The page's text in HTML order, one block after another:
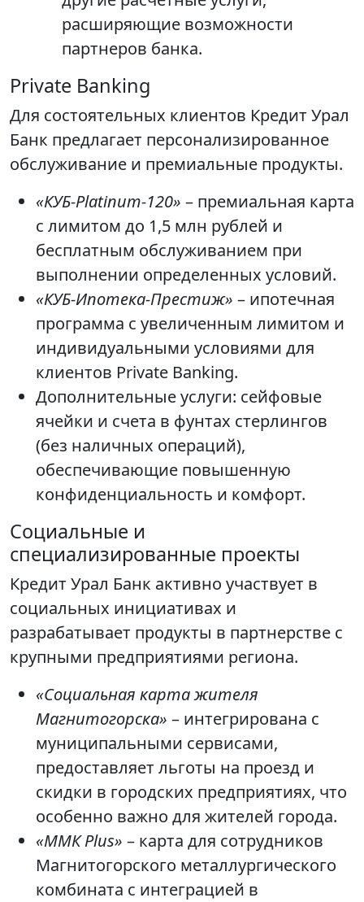
расширяющие возможности
партнеров банка.
Private Banking
Для состоятельных клиентов Кредит Урал
Банк предлагает персонализированное
обслуживание и премиальные продукты.
«КУБ-Platinum-120» – премиальная карта
с лимитом до 1,5 млн рублей и
бесплатным обслуживанием при
выполнении определенных условий.
«КУБ-Ипотека-Престиж» – ипотечная
программа с увеличенным лимитом и
индивидуальными условиями для
клиентов Private Banking.
Дополнительные услуги: сейфовые
ячейки и счета в фунтах стерлингов
(без наличных операций),
обеспечивающие повышенную
конфиденциальность и комфорт.
Социальные и
специализированные проекты
Кредит Урал Банк активно участвует в
социальных инициативах и
разрабатывает продукты в партнерстве с
крупными предприятиями региона.
«Социальная карта жителя
Магнитогорска» – интегрирована с
муниципальными сервисами,
предоставляет льготы на проезд и
скидки в городских предприятиях, что
особенно важно для жителей города.
«ММК Plus» – карта для сотрудников
Магнитогорского металлургического
комбината с интеграцией в